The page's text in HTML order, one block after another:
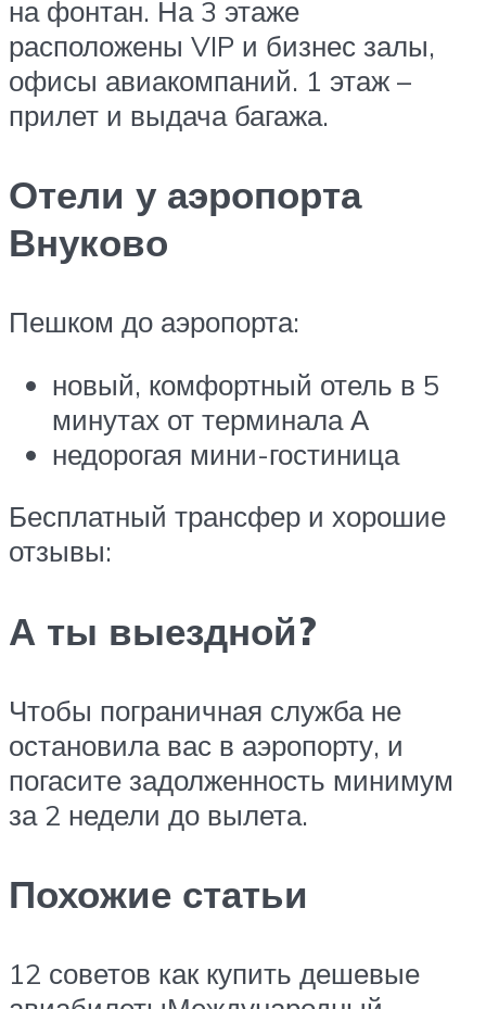
на фонтан. На 3 этаже
расположены VIP и бизнес залы,
офисы авиакомпаний. 1 этаж –
прилет и выдача багажа.
Отели у аэропорта
Внуково
Пешком до аэропорта:
новый, комфортный отель в 5
минутах от терминала А
недорогая мини-гостиница
Бесплатный трансфер и хорошие
отзывы:
А ты выездной?
Чтобы пограничная служба не
остановила вас в аэропорту, и
погасите задолженность минимум
за 2 недели до вылета.
Похожие статьи
12 советов как купить дешевые